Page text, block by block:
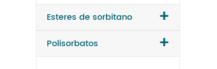
Esteres de sorbitano +
Polisorbatos +